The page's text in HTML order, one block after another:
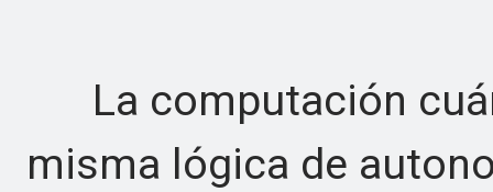
La computación
misma lógica de